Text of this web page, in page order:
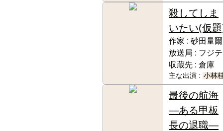
殺してしま
いたい(仮
作家 : 砂田量爾
放送局 : フジ
収蔵先 : 倉庫
主な出演 : 小林
最後の航海
―ある甲板
長の退職―